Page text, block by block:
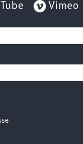
Vimeo